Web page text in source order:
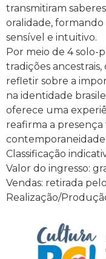
transmitiram
oralidade,
sensível e intuitivo.
Por meio de 4 solo-
tradições
refletir sobre a
na identidade
oferece uma
reafirma a presença
contemporaneidade.
Classificação
Valor do ingresso:
Vendas: retirada
Realização/